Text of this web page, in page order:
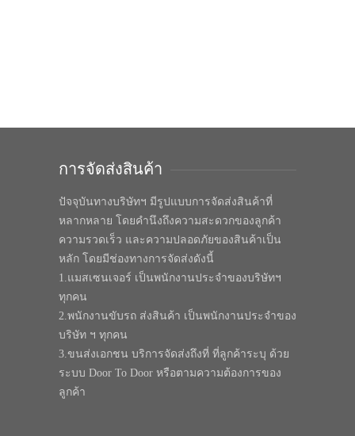
การจัดส่งสินค้า
ปัจจุบันทางบริษัทฯ มีรูปแบบการจัดส่งสินค้าที่
หลากหลาย โดยคำนึงถึงความสะดวกของลูกค้า
ความรวดเร็ว และความปลอดภัยของสินค้าเป็น
หลัก โดยมีช่องทางการจัดส่งดังนี้
1.แมสเซนเจอร์ เป็นพนักงานประจำของบริษัทฯ
ทุกคน
2.พนักงานขับรถ ส่งสินค้า เป็นพนักงานประจำของ
บริษัท ฯ ทุกคน
3.ขนส่งเอกชน บริการจัดส่งถึงที่ ที่ลูกค้าระบุ ด้วย
ระบบ Door To Door หรือตามความต้องการของ
ลูกค้า